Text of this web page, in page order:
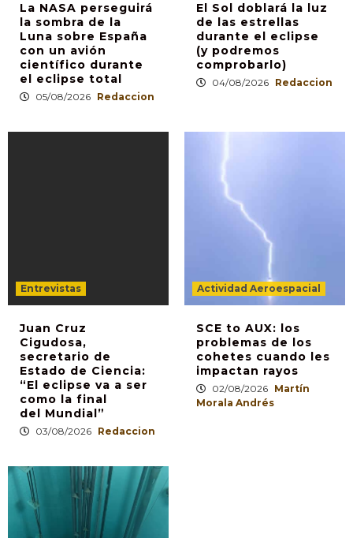
La NASA perseguirá
la sombra de la
Luna sobre España
con un avión
científico durante
el eclipse total
05/08/2026 Redaccion
El Sol doblará la luz
de las estrellas
durante el eclipse
(y podremos
comprobarlo)
04/08/2026 Redaccion
Entrevistas
Juan Cruz
Cigudosa,
secretario de
Estado de Ciencia:
“El eclipse va a ser
como la final
del Mundial”
03/08/2026 Redaccion
Actividad Aeroespacial
SCE to AUX: los
problemas de los
cohetes cuando les
impactan rayos
02/08/2026 Martín
Morala Andrés